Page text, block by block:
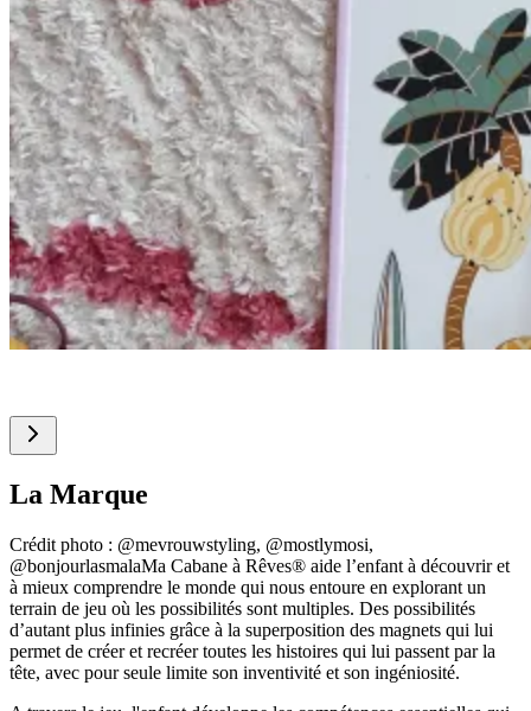
La Marque
Crédit photo : @mevrouwstyling, @mostlymosi,
@bonjourlasmalaMa Cabane à Rêves® aide l’enfant à découvrir et
à mieux comprendre le monde qui nous entoure en explorant un
terrain de jeu où les possibilités sont multiples. Des possibilités
d’autant plus infinies grâce à la superposition des magnets qui lui
permet de créer et recréer toutes les histoires qui lui passent par la
tête, avec pour seule limite son inventivité et son ingéniosité.